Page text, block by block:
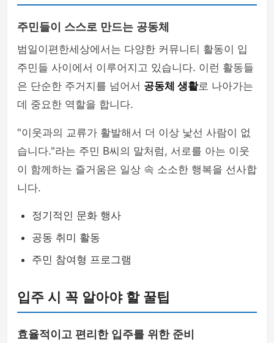
주민들이 스스로 만드는 공동체
범일이편한세상에서는 다양한 커뮤니티 활동이 입
주민들 사이에서 이루어지고 있습니다. 이런 활동들
은 단순한 주거지를 넘어서 공동체 생활로 나아가는
데 중요한 역할을 합니다.
"이웃과의 교류가 활발해서 더 이상 낯선 사람이 없
습니다."라는 주민 B씨의 말처럼, 서로를 아는 이웃
이 함께하는 즐거움은 일상 속 소소한 행복을 선사합
니다.
정기적인 문화 행사
공동 취미 활동
주민 참여형 프로그램
입주 시 꼭 알아야 할 꿀팁
효율적이고 편리한 입주를 위한 준비